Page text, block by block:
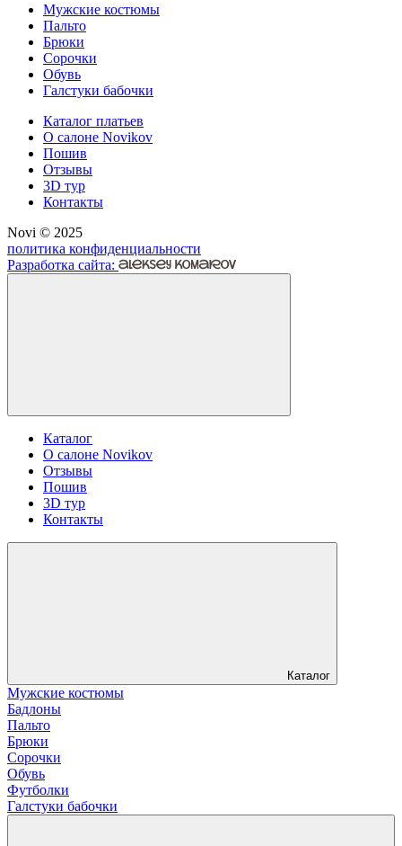
Мужские костюмы
Пальто
Брюки
Сорочки
Обувь
Галстуки бабочки
Каталог платьев
О салоне Novikov
Пошив
Отзывы
3D тур
Контакты
Novi © 2025
политика конфиденциальности
Разработка сайта:
Каталог
О салоне Novikov
Отзывы
Пошив
3D тур
Контакты
Каталог
Мужские костюмы
Бадлоны
Пальто
Брюки
Сорочки
Обувь
Футболки
Галстуки бабочки